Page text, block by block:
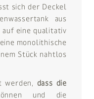
sich der Deckel
aus
auf eine qualitativ
monolithische
Stück nahtlos
werden, dass die
und die